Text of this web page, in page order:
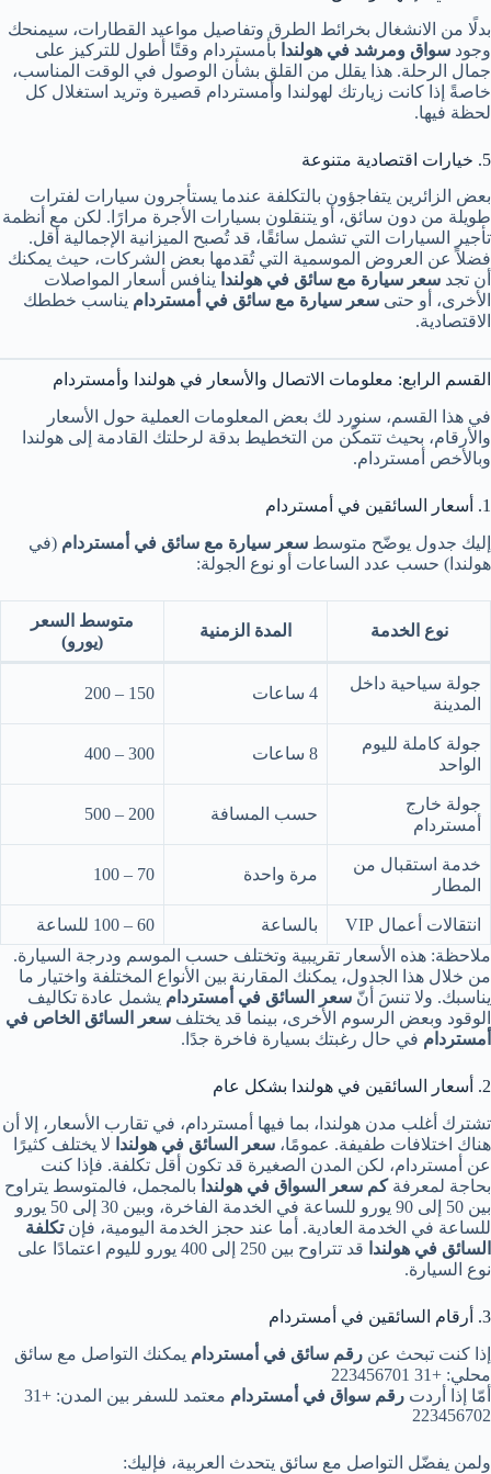
بدلًا من الانشغال بخرائط الطرق وتفاصيل مواعيد القطارات، سيمنحك
وجود سواق ومرشد في هولندا بأمستردام وقتًا أطول للتركيز على
جمال الرحلة. هذا يقلل من القلق بشأن الوصول في الوقت المناسب،
خاصةً إذا كانت زيارتك لهولندا وأمستردام قصيرة وتريد استغلال كل
لحظة فيها.
5. خيارات اقتصادية متنوعة
بعض الزائرين يتفاجؤون بالتكلفة عندما يستأجرون سيارات لفترات
طويلة من دون سائق، أو يتنقلون بسيارات الأجرة مرارًا. لكن مع أنظمة
تأجير السيارات التي تشمل سائقًا، قد تُصبح الميزانية الإجمالية أقل.
فضلاً عن العروض الموسمية التي تُقدمها بعض الشركات، حيث يمكنك
أن تجد سعر سيارة مع سائق في هولندا ينافس أسعار المواصلات
الأخرى، أو حتى سعر سيارة مع سائق في أمستردام يناسب خططك
الاقتصادية.
القسم الرابع: معلومات الاتصال والأسعار في هولندا وأمستردام
في هذا القسم، سنورد لك بعض المعلومات العملية حول الأسعار
والأرقام، بحيث تتمكّن من التخطيط بدقة لرحلتك القادمة إلى هولندا
وبالأخص أمستردام.
1. أسعار السائقين في أمستردام
إليك جدول يوضّح متوسط سعر سيارة مع سائق في أمستردام (في
هولندا) حسب عدد الساعات أو نوع الجولة:
نوع الخدمة المدة الزمنية
متوسط السعر
(يورو)
جولة سياحية داخل
المدينة
4 ساعات 150 – 200
جولة كاملة لليوم
الواحد
8 ساعات 300 – 400
جولة خارج
أمستردام
حسب المسافة 200 – 500
خدمة استقبال من
المطار
مرة واحدة 70 – 100
انتقالات أعمال VIP بالساعة
60 – 100 للساعة
ملاحظة: هذه الأسعار تقريبية وتختلف حسب الموسم ودرجة السيارة.
من خلال هذا الجدول، يمكنك المقارنة بين الأنواع المختلفة واختيار ما
يناسبك. ولا تنسَ أنّ سعر السائق في أمستردام يشمل عادة تكاليف
الوقود وبعض الرسوم الأخرى، بينما قد يختلف سعر السائق الخاص في
أمستردام في حال رغبتك بسيارة فاخرة جدًا.
2. أسعار السائقين في هولندا بشكل عام
تشترك أغلب مدن هولندا، بما فيها أمستردام، في تقارب الأسعار، إلا أن
هناك اختلافات طفيفة. عمومًا، سعر السائق في هولندا لا يختلف كثيرًا
عن أمستردام، لكن المدن الصغيرة قد تكون أقل تكلفة. فإذا كنت
بحاجة لمعرفةكم سعر السواق في هولندا بالمجمل، فالمتوسط يتراوح
بين 50 إلى 90 يورو للساعة في الخدمة الفاخرة، وبين 30 إلى 50 يورو
للساعة في الخدمة العادية. أما عند حجز الخدمة اليومية، فإنتكلفة
السائق في هولندا
قد تتراوح بين 250 إلى 400 يورو لليوم اعتمادًا على
نوع السيارة.
3. أرقام السائقين في أمستردام
إذا كنت تبحث عن رقم سائق في أمستردام يمكنك التواصل مع سائق
محلي: +31 223456701
أمّا إذا أردت رقم سواق في أمستردام
معتمد للسفر بين المدن: +31
223456702
ولمن يفضّل التواصل مع سائق يتحدث العربية، فإليك: